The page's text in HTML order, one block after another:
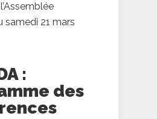
samedi 21 mars
:
des